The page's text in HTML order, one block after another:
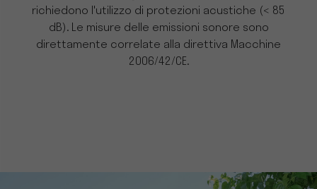
richiedono l'utilizzo di protezioni acustiche (< 85
dB). Le misure delle emissioni sonore sono
direttamente correlate alla direttiva Macchine
2006/42/CE.